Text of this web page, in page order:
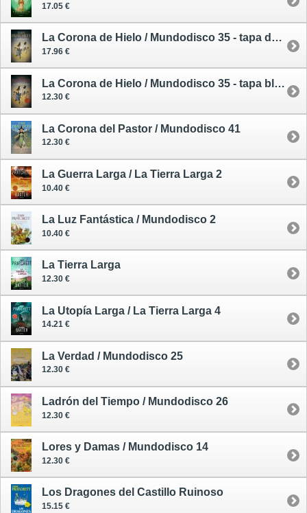
17.05 €
La Corona de Hielo / Mundodisco 35 - tapa dura
17.96 €
La Corona de Hielo / Mundodisco 35 - tapa blanda
12.30 €
La Corona del Pastor / Mundodisco 41
12.30 €
La Guerra Larga / La Tierra Larga 2
10.40 €
La Luz Fantástica / Mundodisco 2
10.40 €
La Tierra Larga
12.30 €
La Utopía Larga / La Tierra Larga 4
14.21 €
La Verdad / Mundodisco 25
12.30 €
Ladrón del Tiempo / Mundodisco 26
12.30 €
Lores y Damas / Mundodisco 14
12.30 €
Los Dragones del Castillo Ruinoso
15.15 €